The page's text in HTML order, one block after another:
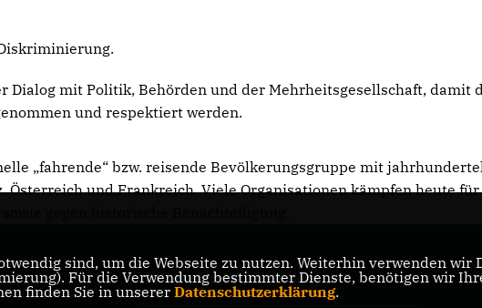
Dialog mit Politik, Behörden und der Mehrheitsgesellschaft, damit
und respektiert werden.
„fahrende“ bzw. reisende Bevölkerungsgruppe mit
Österreich und Frankreich. Viele Organisationen kämpfen heute
CDU Baden-Württemberg
sind, um die Webseite zu nutzen. Weiterhin verwenden
Für die Verwendung bestimmter Dienste, benötigen wir
finden Sie in unserer Datenschutzerklärung.